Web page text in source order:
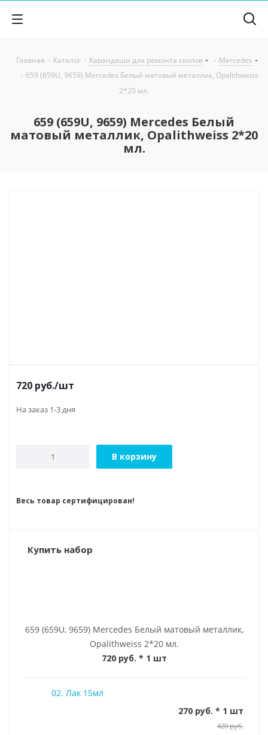
Главная - Каталог - Карандаши для ремонта сколов - Mercedes
- 659 (659U, 9659) Mercedes Белый матовый металлик, Opalithweiss
2*20 мл.
659 (659U, 9659) Mercedes Белый
матовый металлик, Opalithweiss 2*20
мл.
720 руб./шт
На заказ 1-3 дня
В корзину
Весь товар сертифицирован!
Купить набор
659 (659U, 9659) Mercedes Белый матовый металлик,
Opalithweiss 2*20 мл.
720 руб. * 1 шт
02. Лак 15мл
270 руб. * 1 шт
420 руб.